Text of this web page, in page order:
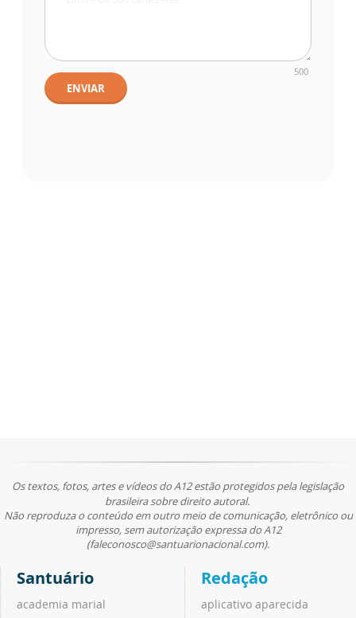
500
ENVIAR
Os textos, fotos, artes e vídeos do A12 estão protegidos pela legislação
brasileira sobre direito autoral.
Não reproduza o conteúdo em outro meio de comunicação, eletrônico ou
impresso, sem autorização expressa do A12
(faleconosco@santuarionacional.com).
Santuário
academia marial
Redação
aplicativo aparecida